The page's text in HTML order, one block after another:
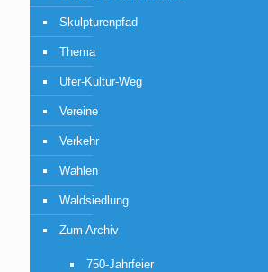
Skulpturenpfad
Thema
Ufer-Kultur-Weg
Vereine
Verkehr
Wahlen
Waldsiedlung
Zum Archiv
750-Jahrfeier